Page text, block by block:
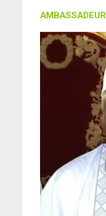
AMBASSADEUR